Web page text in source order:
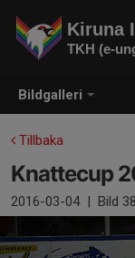
Bildgalleri
Kiruna
TKH (e-
Tillbaka
Knattecup
2016-03-04 | Bild 38